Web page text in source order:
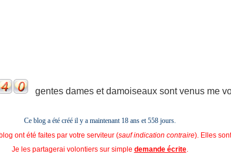
gentes dames et damoiseaux sont venus me
Ce blog a été créé il y a maintenant 18 ans et 558 jours.
ont été faites par votre serviteur (sauf indication contraire). Elles
Je les partagerai volontiers sur simple demande écrite.